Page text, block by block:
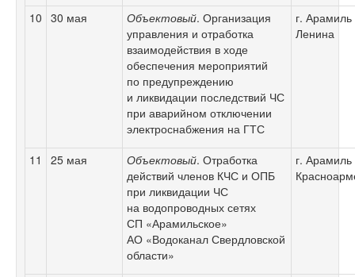
10 30 мая Объектовый. Организация
управления и отработка
взаимодействия в ходе
обеспечения мероприятий
по предупреждению
и ликвидации последствий ЧС
при аварийном отключении
электроснабжения на ГТС
г. Арамиль
Ленина
11 25 мая Объектовый. Отработка
действий членов КЧС и ОПБ
при ликвидации ЧС
на водопроводных сетях
СП «Арамильское»
АО «Водоканал Свердловской
области»
г. Арамиль